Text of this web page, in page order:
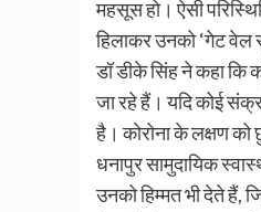
महसूस हो। ऐसी
हिलाकर उनको ‘गेट वेल
डॉ डीके सिंह ने कहा कि
जा रहे हैं। यदि कोई
है। कोरोना के लक्षण को
धनापुर सामुदायिक
उनको हिम्मत भी देते हैं,